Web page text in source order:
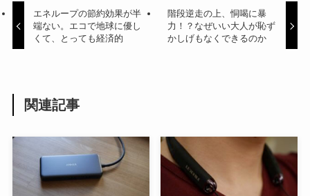
エネループの節約効果が半
端ない。エコで地球に優し
くて、とっても経済的
階段逆走の上、恫喝に暴
力！？なぜいい大人が恥ず
かしげもなくできるのか
関連記事